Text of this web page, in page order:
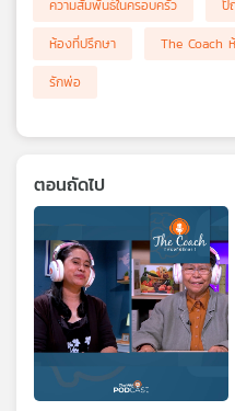
ความสัมพันธ์ในครอบครัว ปั
ห้องที่ปรึกษา
The Coach
รักพ่อ
ตอนถัดไป